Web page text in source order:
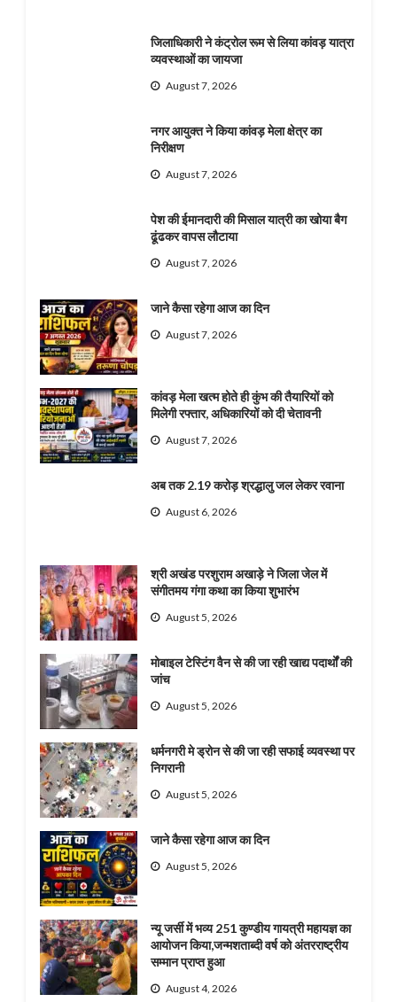
जिलाधिकारी ने कंट्रोल रूम से लिया कांवड़ यात्रा
व्यवस्थाओं का जायजा
August 7, 2026
नगर आयुक्त ने किया कांवड़ मेला क्षेत्र का
निरीक्षण
August 7, 2026
पेश की ईमानदारी की मिसाल यात्री का खोया बैग
ढूंढकर वापस लौटाया
August 7, 2026
जाने कैसा रहेगा आज का दिन
August 7, 2026
कांवड़ मेला खत्म होते ही कुंभ की तैयारियों को
मिलेगी रफ्तार, अधिकारियों को दी चेतावनी
August 7, 2026
अब तक 2.19 करोड़ श्रद्धालु जल लेकर रवाना
August 6, 2026
श्री अखंड परशुराम अखाड़े ने जिला जेल में
संगीतमय गंगा कथा का किया शुभारंभ
August 5, 2026
मोबाइल टेस्टिंग वैन से की जा रही खाद्य पदार्थों की
जांच
August 5, 2026
धर्मनगरी मे ड्रोन से की जा रही सफाई व्यवस्था पर
निगरानी
August 5, 2026
जाने कैसा रहेगा आज का दिन
August 5, 2026
न्यू जर्सी में भव्य 251 कुण्डीय गायत्री महायज्ञ का
आयोजन किया,जन्मशताब्दी वर्ष को अंतरराष्ट्रीय
सम्मान प्राप्त हुआ
August 4, 2026